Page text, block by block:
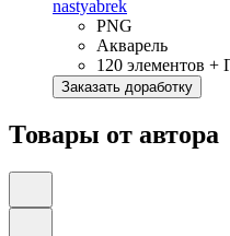
nastyabrek
PNG
Акварель
120 элементов +
Заказать доработку
Товары от автора